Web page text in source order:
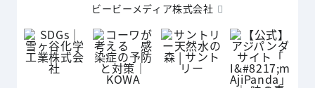
ビービーメディア株式会社